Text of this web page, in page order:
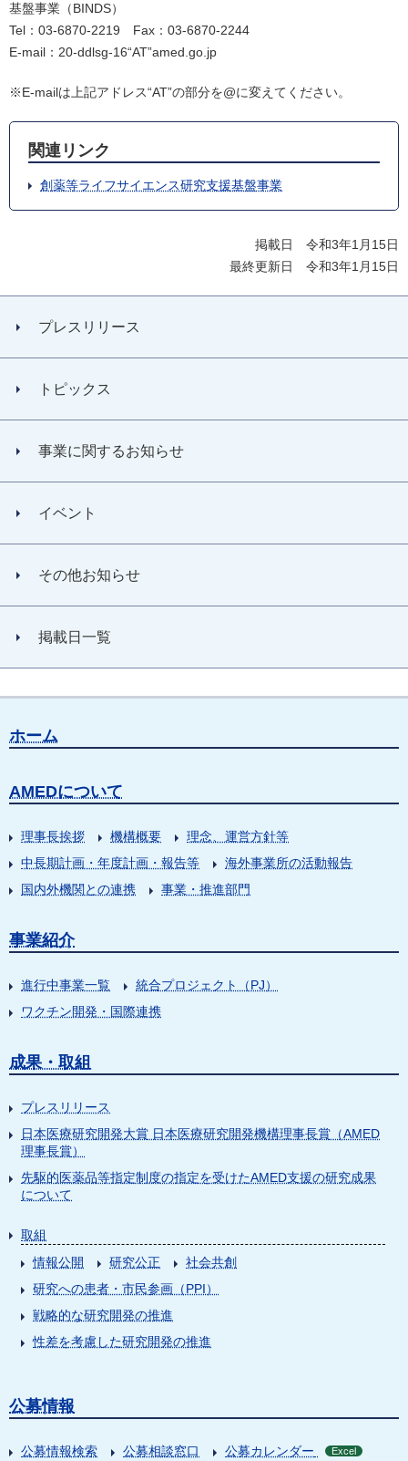
基盤事業（BINDS）
Tel：03-6870-2219 Fax：03-6870-2244
E-mail：20-ddlsg-16“AT”amed.go.jp
※E-mailは上記アドレス“AT”の部分を@に変えてください。
関連リンク
創薬等ライフサイエンス研究支援基盤事業
掲載日 令和3年1月15日
最終更新日 令和3年1月15日
プレスリリース
トピックス
事業に関するお知らせ
イベント
その他お知らせ
掲載日一覧
ホーム
AMEDについて
理事長挨拶 機構概要
理念、運営方針等
中長期計画・年度計画・報告等
海外事業所の活動報告
国内外機関との連携
事業・推進部門
事業紹介
進行中事業一覧
統合プロジェクト（PJ）
ワクチン開発・国際連携
成果・取組
プレスリリース
日本医療研究開発大賞 日本医療研究開発機構理事長賞（AMED
理事長賞）
先駆的医薬品等指定制度の指定を受けたAMED支援の研究成果
について
取組
情報公開
研究公正
社会共創
研究への患者・市民参画（PPI）
戦略的な研究開発の推進
性差を考慮した研究開発の推進
公募情報
公募情報検索 公募相談窓口 公募カレンダー Excel